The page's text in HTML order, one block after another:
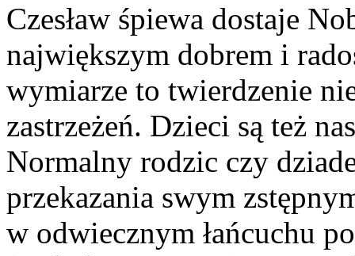
Czesław śpiewa dostaje
największym dobrem i
wymiarze to twierdzenie
zastrzeżeń. Dzieci są też
Normalny rodzic czy
przekazania swym
w odwiecznym łańcuchu